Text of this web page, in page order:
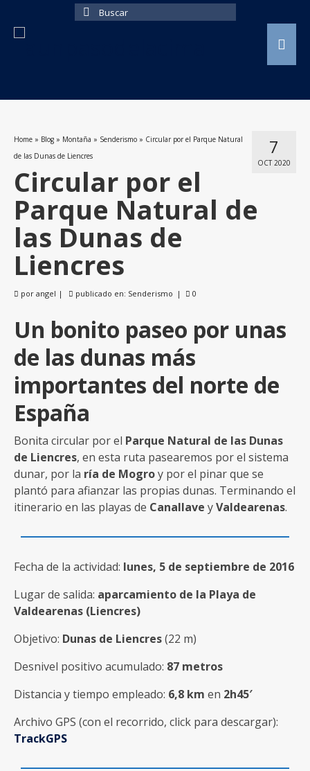
Buscar
7
OCT 2020
Home » Blog » Montaña » Senderismo » Circular por el Parque Natural
de las Dunas de Liencres
Circular por el
Parque Natural de
las Dunas de
Liencres
por angel | publicado en: Senderismo | 0
Un bonito paseo por unas
de las dunas más
importantes del norte de
España
Bonita circular por el Parque Natural de las Dunas
de Liencres, en esta ruta pasearemos por el sistema
dunar, por la ría de Mogroy por el pinar que se
plantó para afianzar las propias dunas. Terminando el
itinerario en las playas de Canallave yValdearenas.
Fecha de la actividad: lunes, 5 de septiembre de 2016
Lugar de salida: aparcamiento de la Playa de
Valdearenas (Liencres)
Objetivo: Dunas de Liencres(22 m)
Desnivel positivo acumulado: 87 metros
Distancia y tiempo empleado: 6,8 km en 2h45′
Archivo GPS (con el recorrido, click para descargar):
TrackGPS